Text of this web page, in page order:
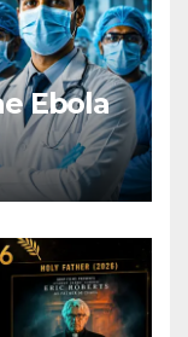
Ebola